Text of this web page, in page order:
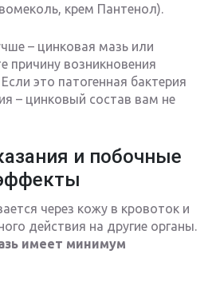
крем Пантенол).
– цинковая мазь или
причину возникновения
это патогенная бактерия
– цинковый состав вам не
и побочные
через кожу в кровоток и
действия на другие органы.
имеет минимум